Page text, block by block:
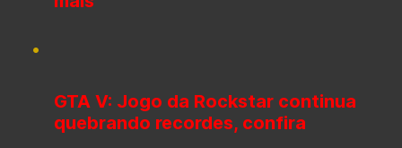
GTA V: Jogo da Rockstar continua
quebrando recordes, confira